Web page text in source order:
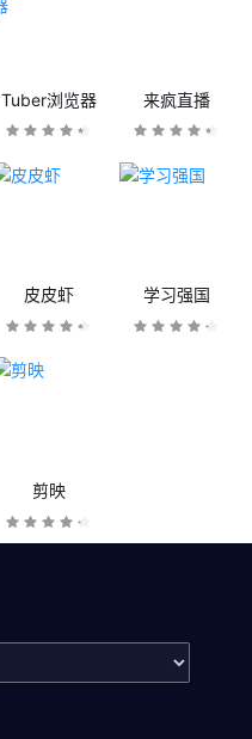
Tuber浏览器 来疯直播
皮皮虾 学习强国
剪映